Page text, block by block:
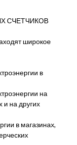
СЧЕТЧИКОВ
широкое
в
на
и на других
в магазинах,